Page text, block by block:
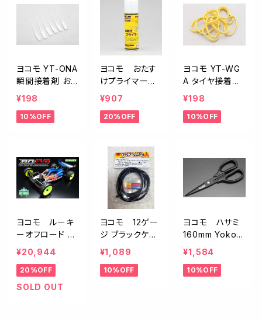
ヨコモ YT-ONA
瞬間接着剤 おま
かせグルー 交換
¥198
10%OFF
ヨコモ おたす
けプライマー
CS-SPA Otasu
¥907
20%OFF
ヨコモ YT-WG
A タイヤ接着用
ラバーバンド 10
¥198
10%OFF
ヨコモ ルーキ
ーオフロード R
O2.0 組み立て
シャーシキット
¥20,944
20%OFF
SOLD OUT
ヨコモ 12ゲー
ジ ブラックケー
ブル(100cm)
BL-12WB1A
¥1,089
10%OFF
ヨコモ ハサミ
160mm Yokom
o Pro Tool CS
1 YT-CS1A
¥1,584
10%OFF